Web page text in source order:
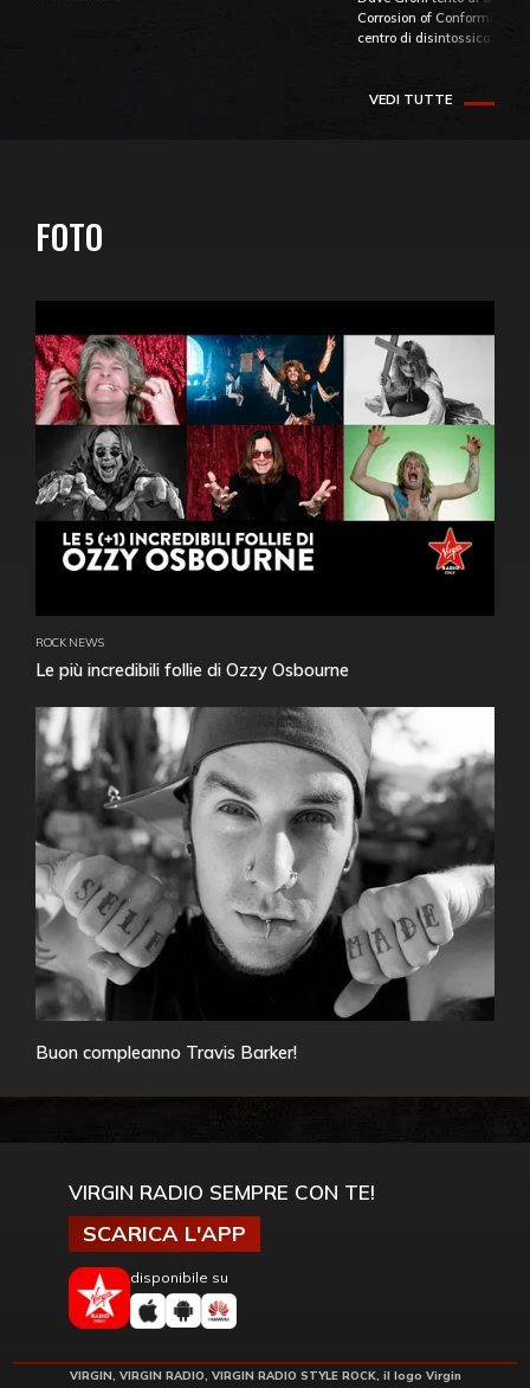
Corrosion of Conformity
centro di
VEDI TUTTE
FOTO
ROCK NEWS
Le più incredibili follie di Ozzy Osbourne
Buon compleanno Travis Barker!
VIRGIN RADIO SEMPRE CON TE!
SCARICA L'APP
disponibile su
VIRGIN, VIRGIN RADIO, VIRGIN RADIO STYLE ROCK, il logo Virgin